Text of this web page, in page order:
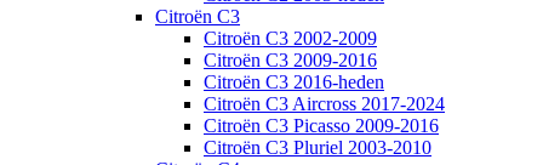
Citroën C3
Citroën C3 2002-2009
Citroën C3 2009-2016
Citroën C3 2016-heden
Citroën C3 Aircross 2017-2024
Citroën C3 Picasso 2009-2016
Citroën C3 Pluriel 2003-2010